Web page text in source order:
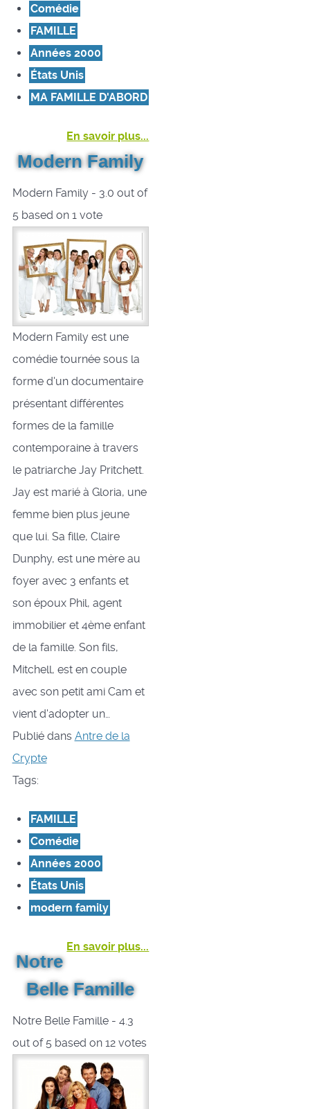
Comédie
FAMILLE
Années 2000
États Unis
MA FAMILLE D'ABORD
En savoir plus...
Modern Family
Modern Family- 3.0 out of
5 based on 1vote
Modern Family est une
comédie tournée sous la
forme d'un documentaire
présentant différentes
formes de la famille
contemporaine à travers
le patriarche Jay Pritchett.
Jay est marié à Gloria, une
femme bien plus jeune
que lui. Sa fille, Claire
Dunphy, est une mère au
foyer avec 3 enfants et
son époux Phil, agent
immobilier et 4ème enfant
de la famille. Son fils,
Mitchell, est en couple
avec son petit ami Cam et
vient d'adopter un…
Publié dans Antre de la
Crypte
Tags:
FAMILLE
Comédie
Années 2000
États Unis
modern family
En savoir plus...
Notre
Belle Famille
Notre Belle Famille- 4.3
out of 5 based on 12votes